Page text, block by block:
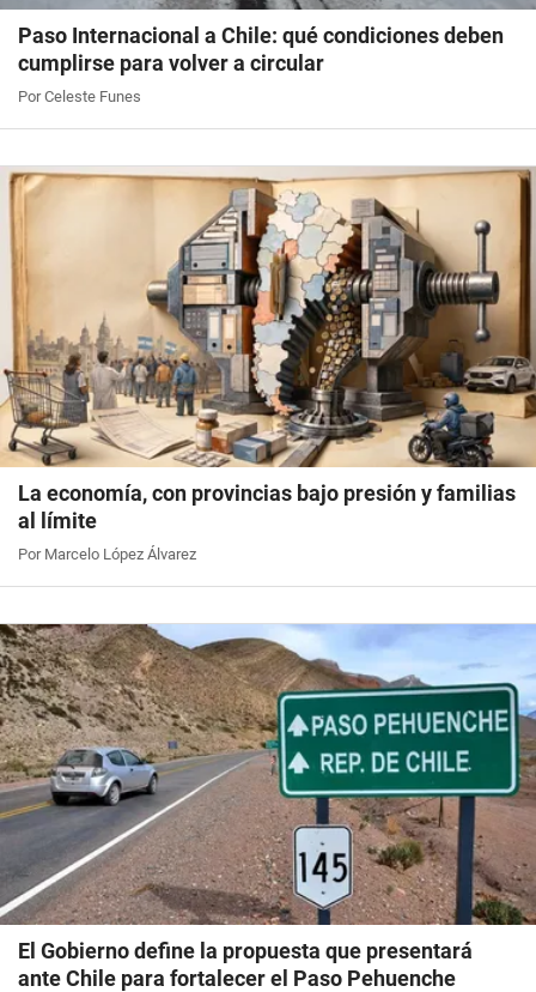
Paso Internacional a Chile: qué condiciones deben
cumplirse para volver a circular
Por Celeste Funes
La economía, con provincias bajo presión y familias
al límite
Por Marcelo López Álvarez
El Gobierno define la propuesta que presentará
ante Chile para fortalecer el Paso Pehuenche